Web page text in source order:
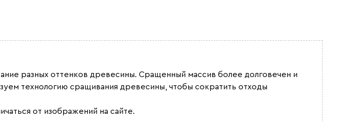
разных оттенков древесины. Сращенный массив более долговечен и
технологию сращивания древесины, чтобы сократить отходы
от изображений на сайте.